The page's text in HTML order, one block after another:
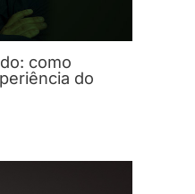
como
do